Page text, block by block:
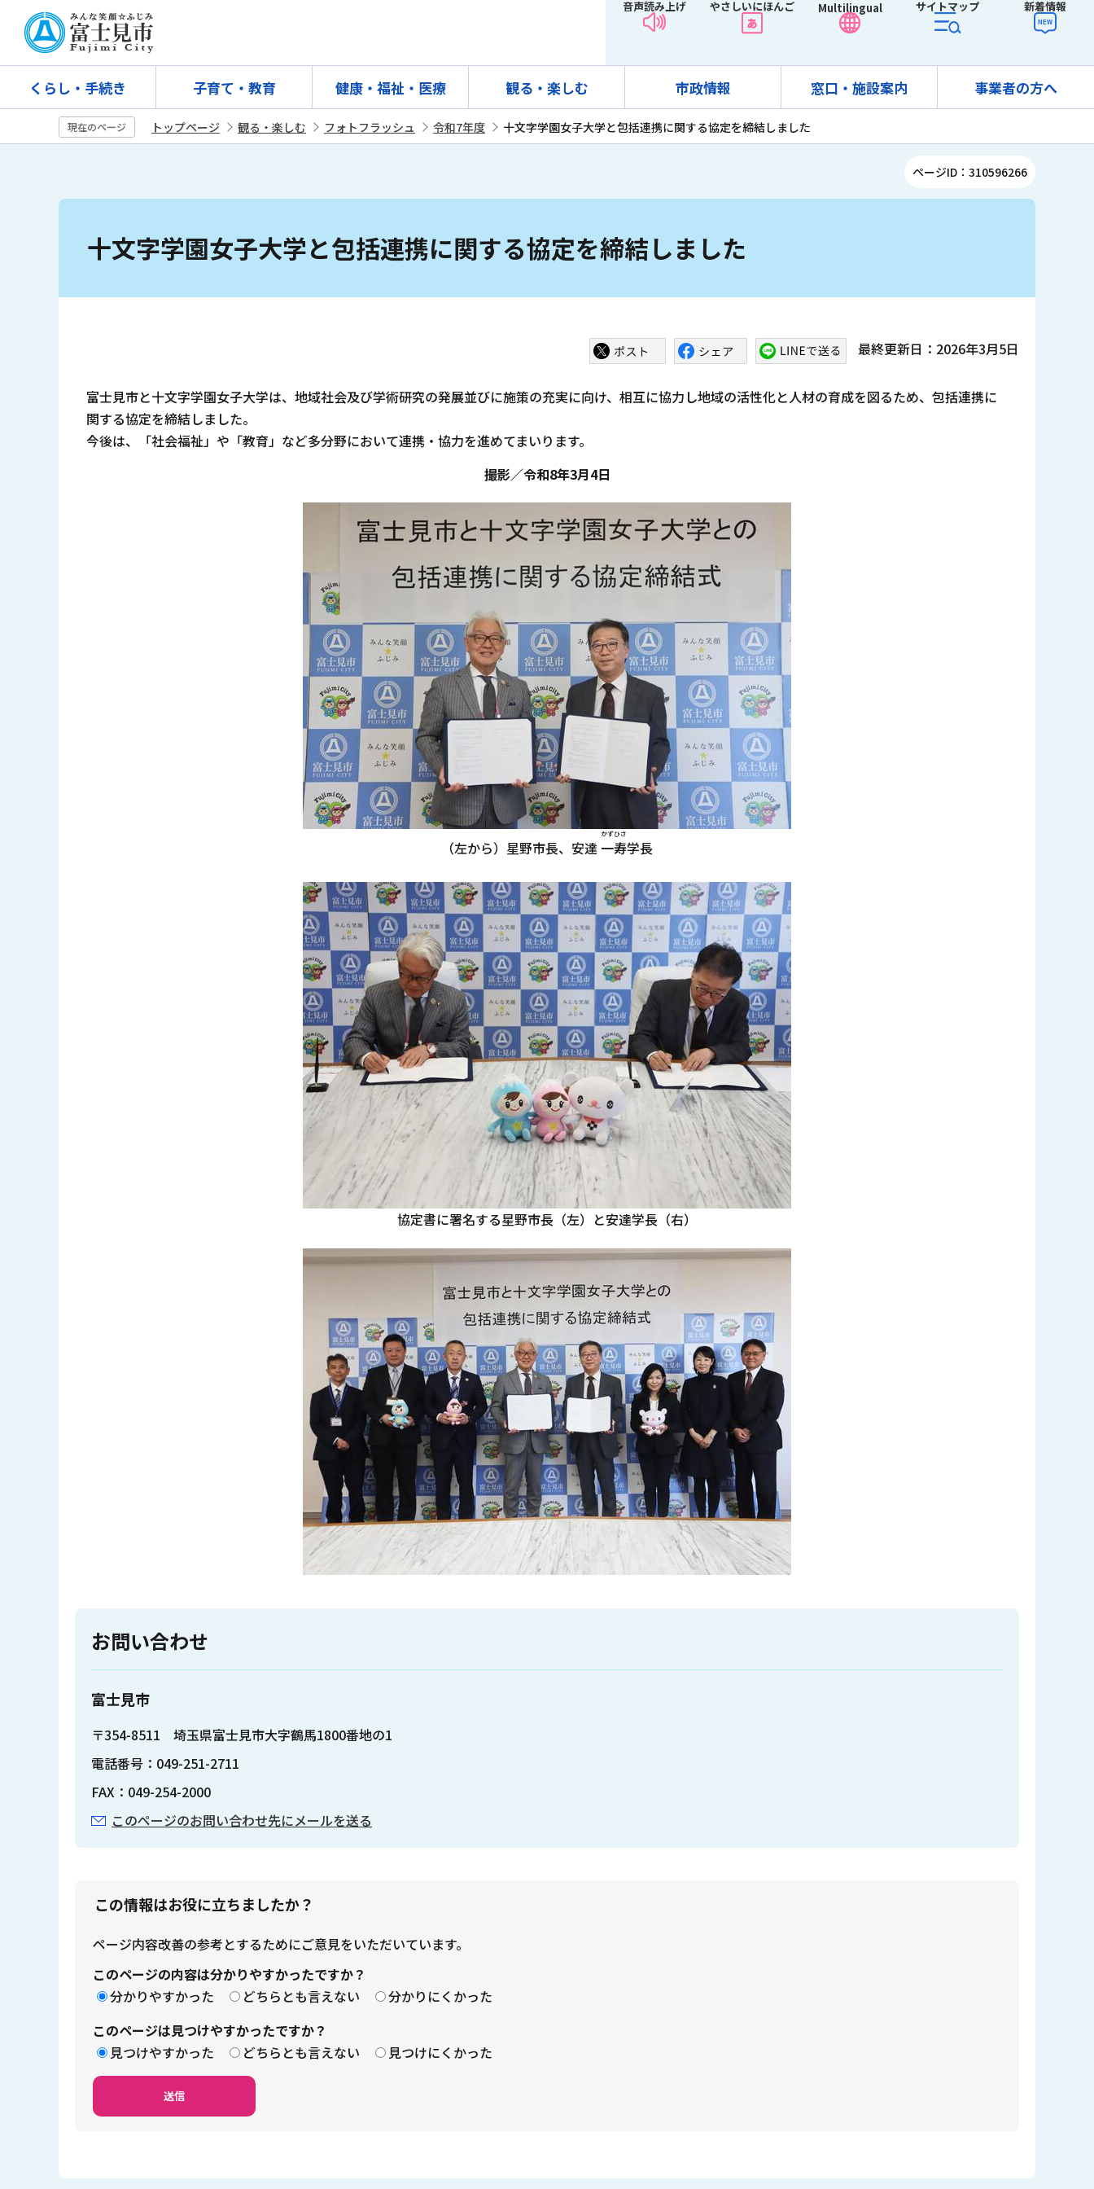
先
音声読み上げ やさしいにほんご Multilingual サイトマップ 新着情報
くらし・手続き 子育て・教育 健康・福祉・医療 観る・楽しむ 市政情報 窓口・施設案内 事業者の方へ
現在のページ トップページ 観る・楽しむ フォトフラッシュ 令和7年度 十文字学園女子大学と包括連携に関する協定を締結しました
ページID：310596266
十文字学園女子大学と包括連携に関する協定を締結しました
最終更新日：2026年3月5日
富士見市と十文字学園女子大学は、地域社会及び学術研究の発展並びに施策の充実に向け、相互に協力し地域の活性化と人材の育成を図るため、包括連携に
関する協定を締結しました。
今後は、「社会福祉」や「教育」など多分野において連携・協力を進めてまいります。
撮影／令和8年3月4日
（左から）星野市長、安達 一寿
かずひさ
学長
協定書に署名する星野市長（左）と安達学長（右）
お問い合わせ
富士見市
〒354-8511 埼玉県富士見市大字鶴馬1800番地の1
電話番号：049-251-2711
FAX：049-254-2000
このページのお問い合わせ先にメールを送る
この情報はお役に立ちましたか？
ページ内容改善の参考とするためにご意見をいただいています。
このページの内容は分かりやすかったですか？
分かりやすかった
どちらとも言えない
分かりにくかった
このページは見つけやすかったですか？
見つけやすかった
どちらとも言えない 見つけにくかった